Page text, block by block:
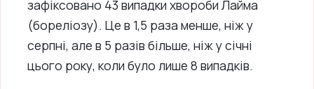
зафіксовано 43 випадки хвороби Лайма
(бореліозу). Це в 1,5 раза менше, ніж у
серпні, але в 5 разів більше, ніж у січні
цього року, коли було лише 8 випадків.